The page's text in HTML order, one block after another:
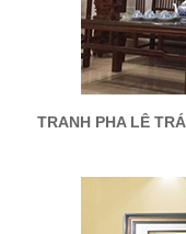
TRANH PHA LÊ